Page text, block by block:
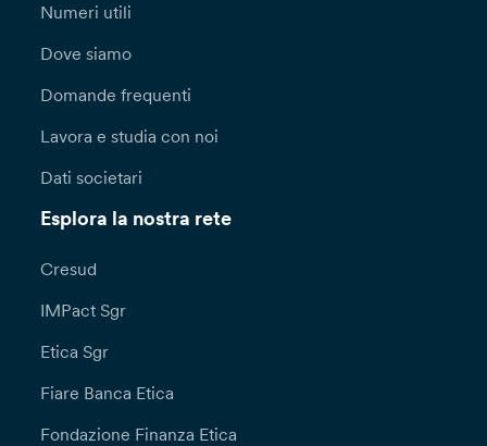
Numeri utili
Dove siamo
Domande frequenti
Lavora e studia con noi
Dati societari
Esplora la nostra rete
Cresud
IMPact Sgr
Etica Sgr
Fiare Banca Etica
Fondazione Finanza Etica